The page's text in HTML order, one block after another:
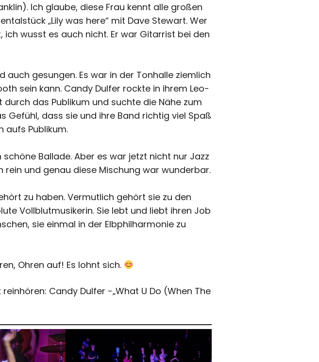
Ich glaube, diese Frau kennt alle großen
„Lily was here“ mit Dave Stewart. Wer
wusst es auch nicht. Er war Gitarrist bei den
gesungen. Es war in der Tonhalle ziemlich
sein kann. Candy Dulfer rockte in ihrem Leo-
das Publikum und suchte die Nähe zum
Gefühl, dass sie und ihre Band richtig viel Spaß
aufs Publikum.
Ballade. Aber es war jetzt nicht nur Jazz
rein und genau diese Mischung war wunderbar.
zu haben. Vermutlich gehört sie zu den
Vollblutmusikerin. Sie lebt und liebt ihren Job
sie einmal in der Elbphilharmonie zu
Ohren auf! Es lohnt sich.
Candy Dulfer -„What U Do (When The